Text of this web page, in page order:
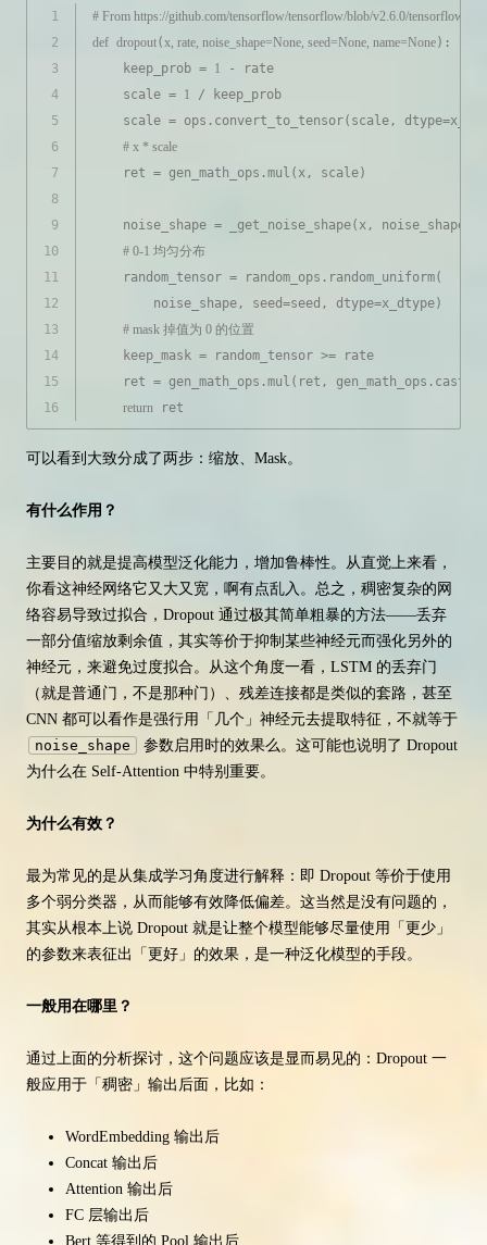
1
2
3
4
5
6
7
8
9
10
11
12
13
14
15
16
# From https://github.com/tensorflow/tensorflow/blob/v2.6.0/tensorflow/
def dropout(x, rate, noise_shape=None, seed=None, name=None ):
    keep_prob =
1 - rate
    scale =
1 / keep_prob
scale = ops.convert_to_tensor(scale,
# x * scale
    ret = gen_math_ops.mul(x, scale)
    noise_shape = _get_noise_shape(x, noise_shape)
# 0-1 均匀分布
    random_tensor = random_ops.random_uniform(
        noise_shape, seed=seed, dtype=x_dtype)
# mask 掉值为 0 的位置
    keep_mask = random_tensor >= rate
ret = gen_math_ops.mul(ret,
return ret
可以看到大致分成了两步：缩放、Mask。
有什么作用？
主要目的就是提高模型泛化能力，增加鲁棒性。从直觉上来看，
你看这神经网络它又大又宽，啊有点乱入。总之，稠密复杂的网
络容易导致过拟合，Dropout 通过极其简单粗暴的方法——丢弃
一部分值缩放剩余值，其实等价于抑制某些神经元而强化另外的
神经元，来避免过度拟合。从这个角度一看，LSTM 的丢弃门
（就是普通门，不是那种门）、残差连接都是类似的套路，甚至
CNN 都可以看作是强行用「几个」神经元去提取特征，不就等于
noise_shape
参数启用时的效果么。这可能也说明了 Dropout
为什么在 Self-Attention 中特别重要。
为什么有效？
最为常见的是从集成学习角度进行解释：即 Dropout 等价于使用
多个弱分类器，从而能够有效降低偏差。这当然是没有问题的，
其实从根本上说 Dropout 就是让整个模型能够尽量使用「更少」
的参数来表征出「更好」的效果，是一种泛化模型的手段。
一般用在哪里？
通过上面的分析探讨，这个问题应该是显而易见的：Dropout 一
般应用于「稠密」输出后面，比如：
WordEmbedding 输出后
Concat 输出后
Attention 输出后
FC 层输出后
Bert 等得到的 Pool 输出后